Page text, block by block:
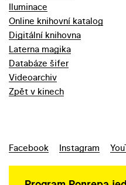
Iluminace
Online knihovní katalog
Digitální knihovna
Laterna magika
Databáze šifer
Videoarchiv
Zpět v kinech
Facebook Instagram